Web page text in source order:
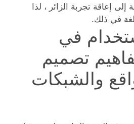
إعاقة تجربة الزائر ، لذا
في ذلك.
في
تصميم
والشبكات